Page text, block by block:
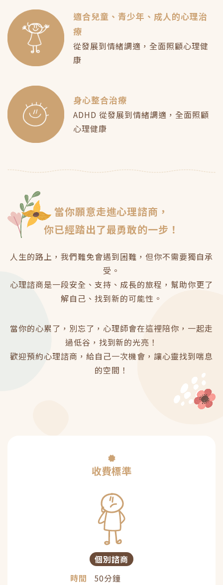
適合兒童、青少年、成人的心理治
療
從發展到情緒調適，全面照顧心理健
康
身心整合治療
ADHD 從發展到情緒調適，全面照顧
心理健康
當你願意走進心理諮商，
你已經踏出了最勇敢的一步！
人生的路上，我們難免會遇到困難，但你不需要獨自承
受。
心理諮商是一段安全、支持、成長的旅程，幫助你更了
解自己、找到新的可能性。
當你的心累了，別忘了，心理師會在這裡陪你，一起走
過低谷，找到新的光亮！
歡迎預約心理諮商，給自己一次機會，讓心靈找到喘息
的空間！
收費標準
個別諮商
時間
50分鐘